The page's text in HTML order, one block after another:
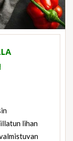
lihan